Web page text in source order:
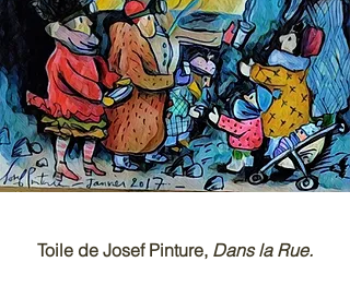
Toile de Josef Pinture, Dans la Rue.